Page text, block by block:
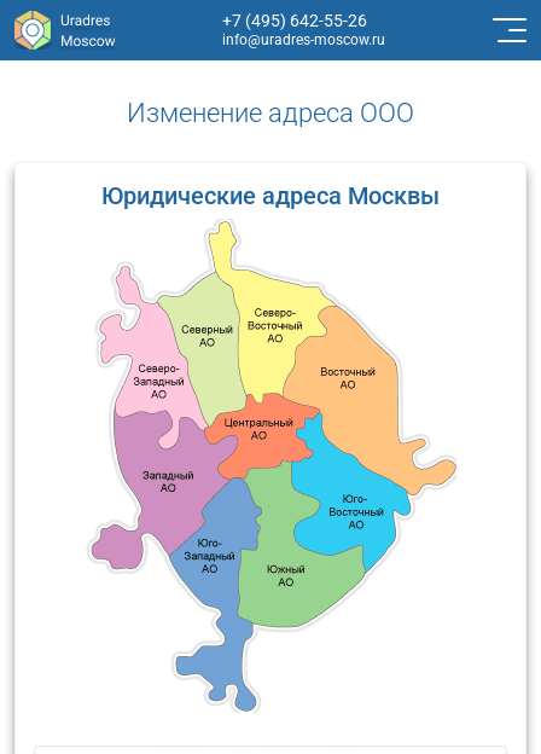
+7 (495) 642-55-26
info@uradres-moscow.ru
Изменение адреса ООО
Юридические адреса Москвы